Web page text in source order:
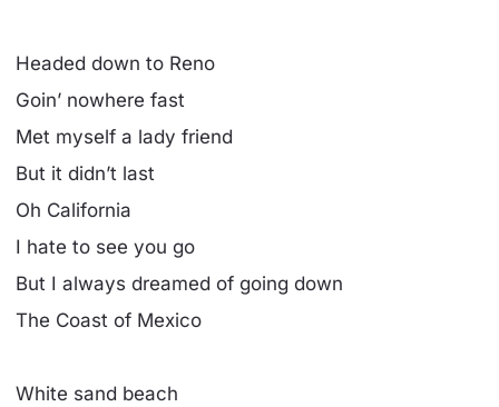
Headed down to Reno
Goin’ nowhere fast
Met myself a lady friend
But it didn’t last
Oh California
I hate to see you go
But I always dreamed of going down
The Coast of Mexico
White sand beach